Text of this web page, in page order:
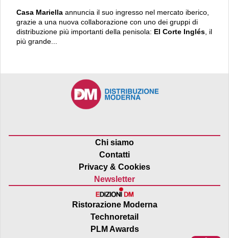
Casa Mariella annuncia il suo ingresso nel mercato iberico,
grazie a una nuova collaborazione con uno dei gruppi di
distribuzione più importanti della penisola: El Corte Inglés , il
più grande...
Chi siamo
Contatti
Privacy & Cookies
Newsletter
Ristorazione Moderna
Technoretail
PLM Awards